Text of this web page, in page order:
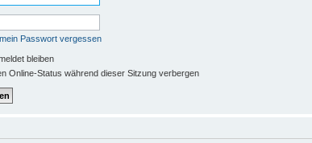
Passwort vergessen
bleiben
Online-Status während dieser Sitzung verbergen